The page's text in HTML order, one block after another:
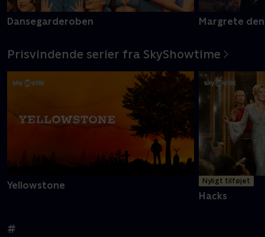
Dansegarderoben Margrete
Prisvindende serier fra SkyShowtime
Yellowstone Nyligt tilføjet
Hacks
#